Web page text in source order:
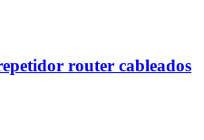
router cableados